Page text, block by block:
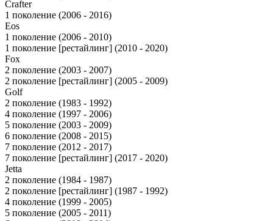
Crafter
1 поколение (2006 - 2016)
Eos
1 поколение (2006 - 2010)
1 поколение [рестайлинг] (2010 - 2020)
Fox
2 поколение (2003 - 2007)
2 поколение [рестайлинг] (2005 - 2009)
Golf
2 поколение (1983 - 1992)
4 поколение (1997 - 2006)
5 поколение (2003 - 2009)
6 поколение (2008 - 2015)
7 поколение (2012 - 2017)
7 поколение [рестайлинг] (2017 - 2020)
Jetta
2 поколение (1984 - 1987)
2 поколение [рестайлинг] (1987 - 1992)
4 поколение (1999 - 2005)
5 поколение (2005 - 2011)